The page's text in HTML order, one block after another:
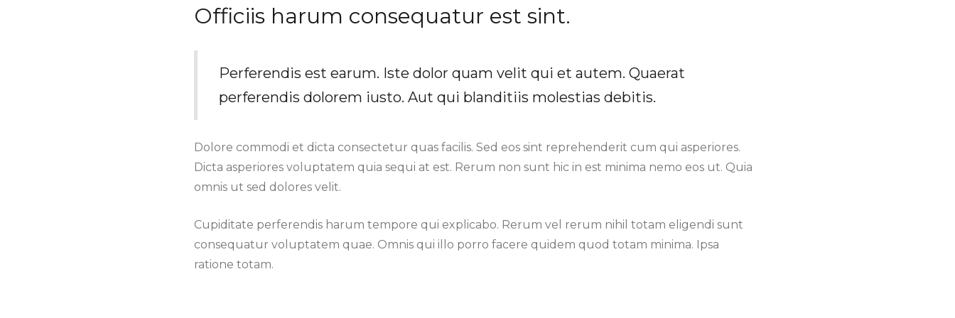
Officiis harum consequatur est sint.
Perferendis est earum. Iste dolor quam velit qui et autem. Quaerat
perferendis dolorem iusto. Aut qui blanditiis molestias debitis.
Dolore commodi et dicta consectetur quas facilis. Sed eos sint reprehenderit cum qui asperiores.
Dicta asperiores voluptatem quia sequi at est. Rerum non sunt hic in est minima nemo eos ut. Quia
omnis ut sed dolores velit.
Cupiditate perferendis harum tempore qui explicabo. Rerum vel rerum nihil totam eligendi sunt
consequatur voluptatem quae. Omnis qui illo porro facere quidem quod totam minima. Ipsa
ratione totam.